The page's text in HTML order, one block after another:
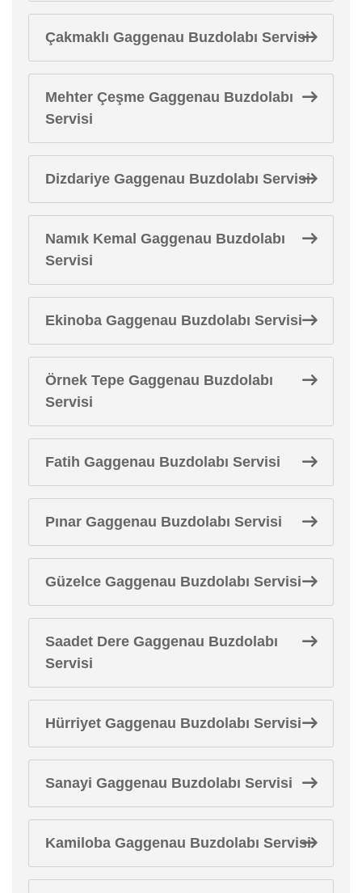
Çakmaklı Gaggenau Buzdolabı Servisi
Mehter Çeşme Gaggenau Buzdolabı
Servisi
Dizdariye Gaggenau Buzdolabı Servisi
Namık Kemal Gaggenau Buzdolabı
Servisi
Ekinoba Gaggenau Buzdolabı Servisi
Örnek Tepe Gaggenau Buzdolabı
Servisi
Fatih Gaggenau Buzdolabı Servisi
Pınar Gaggenau Buzdolabı Servisi
Güzelce Gaggenau Buzdolabı Servisi
Saadet Dere Gaggenau Buzdolabı
Servisi
Hürriyet Gaggenau Buzdolabı Servisi
Sanayi Gaggenau Buzdolabı Servisi
Kamiloba Gaggenau Buzdolabı Servisi